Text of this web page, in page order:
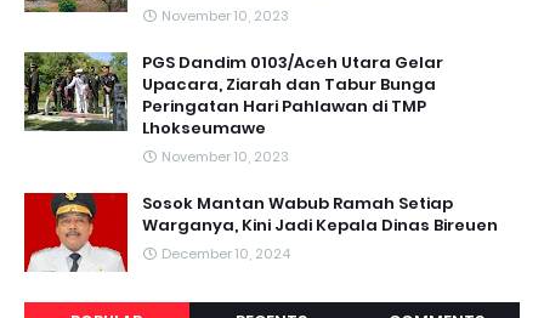
November 10, 2023
PGS Dandim 0103/Aceh Utara Gelar
Upacara, Ziarah dan Tabur Bunga
Peringatan Hari Pahlawan di TMP
Lhokseumawe
November 10, 2023
Sosok Mantan Wabub Ramah Setiap
Warganya, Kini Jadi Kepala Dinas Bireuen
December 10, 2024